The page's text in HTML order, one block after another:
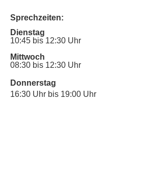
Sprechzeiten:
Dienstag
10:45 bis 12:30 Uhr
Mittwoch
08:30 bis 12:30 Uhr
Donnerstag
16:30 Uhr bis 19:00 Uhr